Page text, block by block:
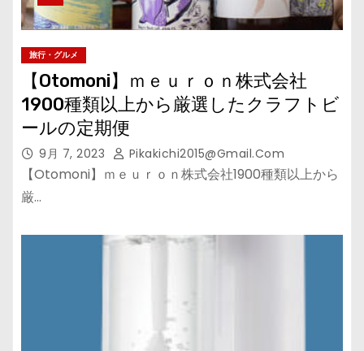
旅行・グルメ
【Otomoni】ｍｅｕｒｏｎ株式会社
1900種類以上から厳選したクラフトビ
ールの定期便
9月 7, 2023 Pikakichi2015@gmail.com
【Otomoni】ｍｅｕｒｏｎ株式会社1900種類以上から
厳…